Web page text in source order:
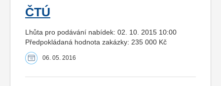
ČTÚ
Lhůta pro podávání nabídek: 02. 10. 2015 10:00
Předpokládaná hodnota zakázky: 235 000 Kč
06. 05. 2016